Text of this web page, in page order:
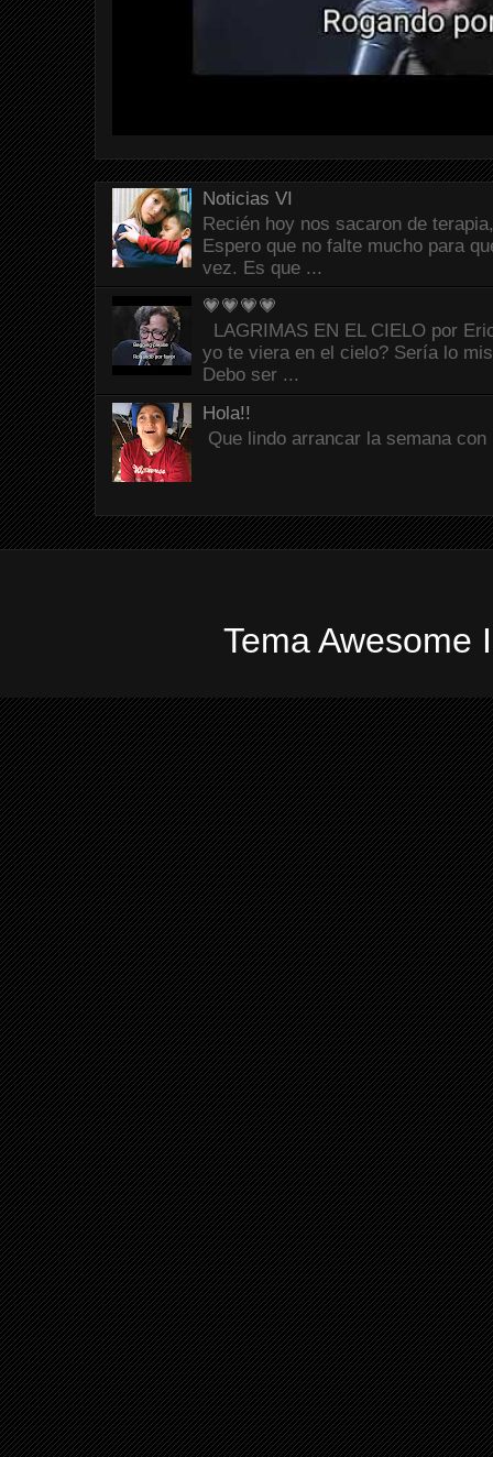
Noticias VI
Recién hoy nos sacaron de
Espero que no falte mucho para
vez. Es que ...
💗💗💗💗
LAGRIMAS EN EL CIELO por
yo te viera en el cielo? Sería lo
Debo ser ...
Hola!!
Que lindo arrancar la semana
Tema